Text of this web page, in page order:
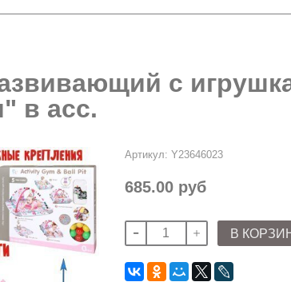
с
в асс.
Артикул: Y23646023
685.00 руб
В